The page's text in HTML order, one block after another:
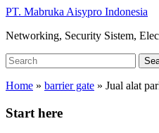
Skip
main
PT. Mabruka Aisypro Indonesia
Networking, Security Sistem,
Search
for:
Home » barrier gate » Jual alat
Start here